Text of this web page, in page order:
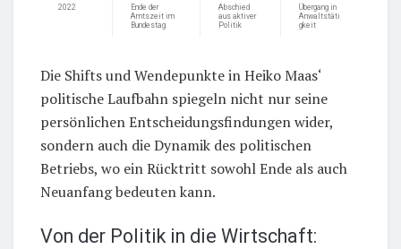
2022
Ende der
Amtszeit im
Bundestag
Abschied
aus aktiver
Politik
Übergang in
Anwaltstäti
gkeit
Die Shifts und Wendepunkte in Heiko Maas‘
politische Laufbahn spiegeln nicht nur seine
persönlichen Entscheidungsfindungen wider,
sondern auch die Dynamik des politischen
Betriebs, wo ein Rücktritt sowohl Ende als auch
Neuanfang bedeuten kann.
Von der Politik in die Wirtschaft: